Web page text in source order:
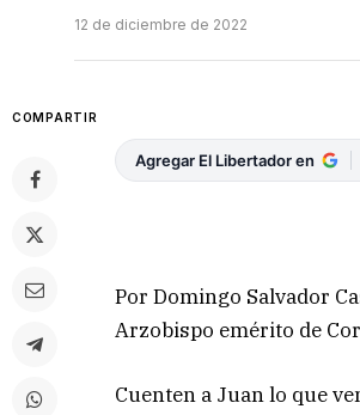
12 de diciembre de 2022
COMPARTIR
Agregar El Libertador en
Por Domingo Salvador
Arzobispo emérito de
Cuenten a Juan lo que